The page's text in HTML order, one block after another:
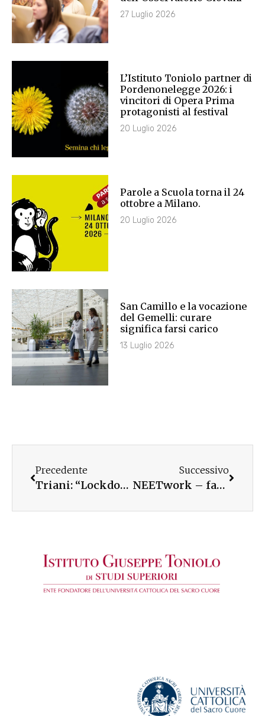
27 Luglio 2026
L’Istituto Toniolo partner di
Pordenonelegge 2026: i
vincitori di Opera Prima
protagonisti al festival
20 Luglio 2026
Parole a Scuola torna il 24
ottobre a Milano.
20 Luglio 2026
San Camillo e la vocazione
del Gemelli: curare
significa farsi carico
13 Luglio 2026
Precedente
Triani: “Lockdown, reggono le comunità che hanno coltivato l’essenziale”
Successivo
NEETwork – fase 2: riparte la sfida di sostenere i giovani più fragili